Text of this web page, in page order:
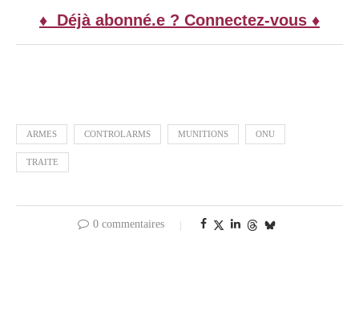
♦ Déjà abonné.e ? Connectez-vous ♦
ARMES CONTROLARMS MUNITIONS ONU
TRAITE
0 commentaires